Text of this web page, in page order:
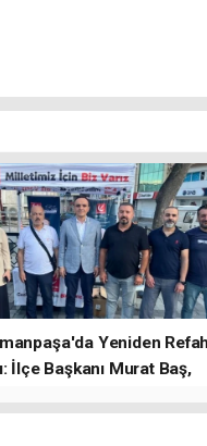
Yeniden Refah
İlçe Başkanı Murat Baş,